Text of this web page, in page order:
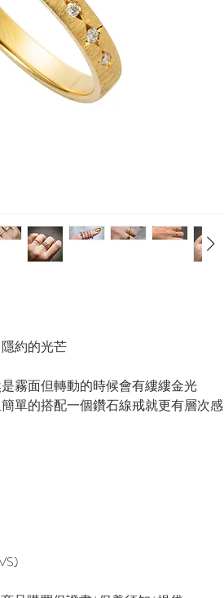
約的光芒
霧面但轉動的時候會有縷縷金光
單的搭配一個鑽石線戒就更有層次感